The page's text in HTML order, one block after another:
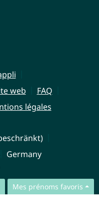
Mes prénoms favoris
web
FAQ
légales
Germany